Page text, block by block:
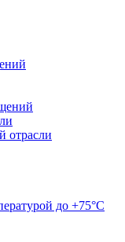
отрасли
до +75°C